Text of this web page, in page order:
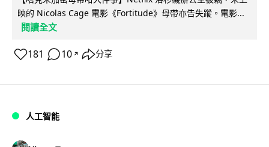
映的 Nicolas Cage 電影《Fortitude》母帶亦告失蹤。電影...
閱讀全文
181 10 ↗ 分享
人工智能